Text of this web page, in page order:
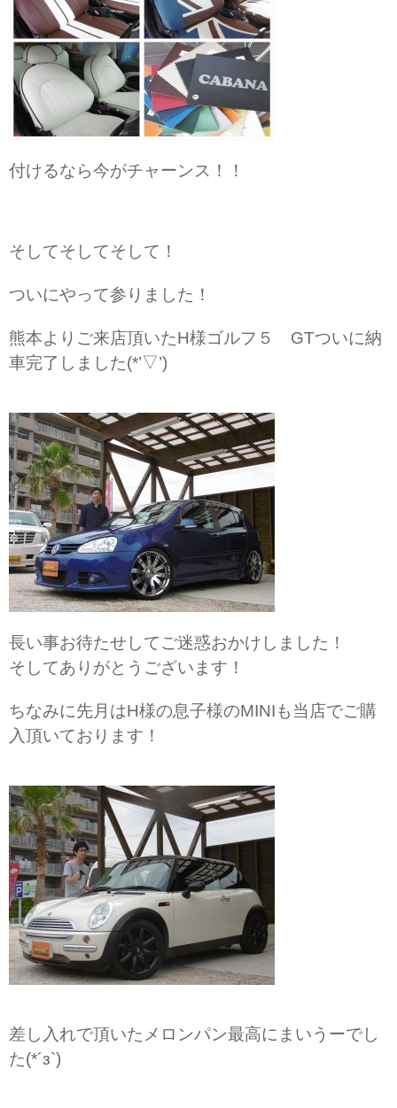
付けるなら今がチャーンス！！
そしてそしてそして！
ついにやって参りました！
熊本よりご来店頂いたH様ゴルフ５ GTついに納
車完了しました(*’▽’)
長い事お待たせしてご迷惑おかけしました！
そしてありがとうございます！
ちなみに先月はH様の息子様のMINIも当店でご購
入頂いております！
差し入れで頂いたメロンパン最高にまいうーでし
た(*´з`)